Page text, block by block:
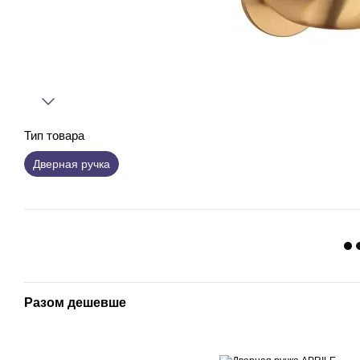
Тип товара
Дверная ручка
Разом дешевше